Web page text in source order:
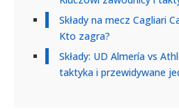
Składy na mecz Cagliari
Kto zagra?
Składy: UD Almería vs
taktyka i przewidywane